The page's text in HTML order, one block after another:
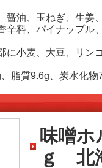
油、玉ねぎ、生姜
料、パイナップル
小麦、大豆、リン
脂質9.6g、炭水化物
味噌
ｇ 北